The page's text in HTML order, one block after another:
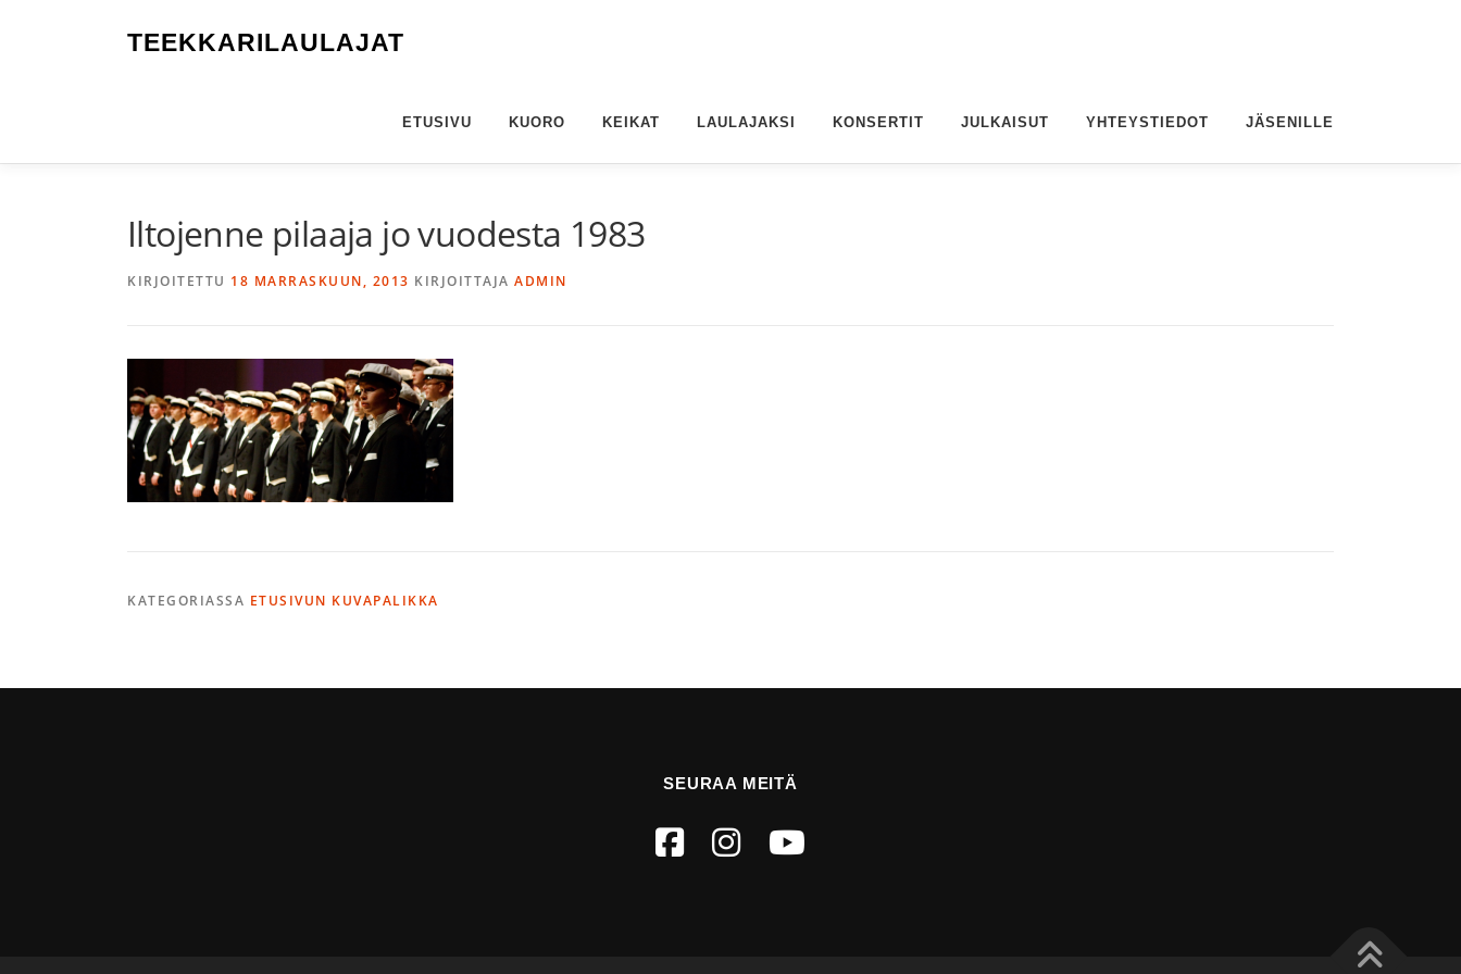
TEEKKARILAULAJAT
ETUSIVU KUORO KEIKAT LAULAJAKSI KONSERTIT JULKAISUT YHTEYSTIEDOT JÄSENILLE
Iltojenne pilaaja jo vuodesta 1983
KIRJOITETTU 18 MARRASKUUN, 2013 KIRJOITTAJA ADMIN
KATEGORIASSA ETUSIVUN KUVAPALIKKA
SEURAA MEITÄ